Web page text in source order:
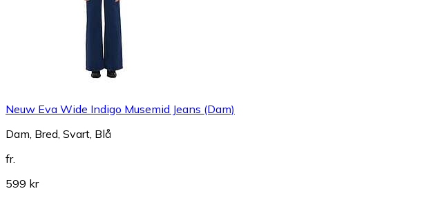
Neuw Eva Wide Indigo Musemid Jeans (Dam)
Dam, Bred, Svart, Blå
fr.
599 kr